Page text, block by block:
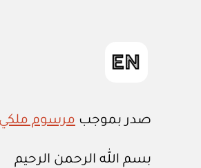
صدر بموجب مرسوم ملكي
بسم الله الرحمن الرحيم